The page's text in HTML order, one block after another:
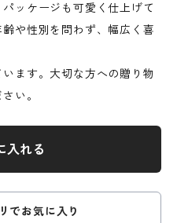
ッケージも可愛く仕上げて
や性別を問わず、幅広く喜
ます。大切な方への贈り物
い。
入れる
でお気に入り